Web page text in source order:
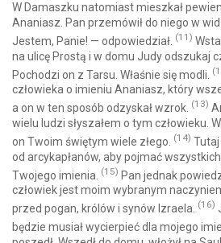
W Damaszku natomiast mieszkał
Ananiasz. Pan przemówił do niego w
Jestem, Panie! — odpowiedział. (11)
na ulicę Prostą i w domu Judy odszukaj
Pochodzi on z Tarsu. Właśnie się modli.
człowieka o imieniu Ananiasz, który
a on w ten sposób odzyskał wzrok. (13)
wielu ludzi słyszałem o tym człowieku.
on Twoim świętym wiele złego. (14)
od arcykapłanów, aby pojmać
Twojego imienia. (15) Pan jednak
człowiek jest moim wybranym
przed pogan, królów i synów Izraela. (16)
będzie musiał wycierpieć dla mojego